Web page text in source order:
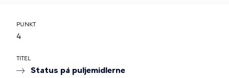
PUNKT
4
TITEL
Status på puljemidlerne